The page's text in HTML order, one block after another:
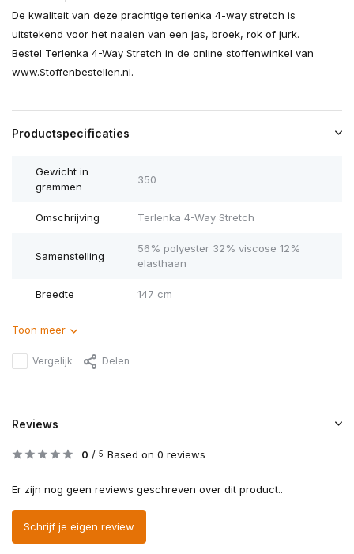
De kwaliteit van deze prachtige terlenka 4-way stretch is
uitstekend voor het naaien van een jas, broek, rok of jurk.
Bestel Terlenka 4-Way Stretch in de online stoffenwinkel van
www.Stoffenbestellen.nl.
Productspecificaties
Gewicht in
grammen
350
Omschrijving Terlenka 4-Way Stretch
Samenstelling
56% polyester 32% viscose 12%
elasthaan
Breedte 147 cm
Toon meer
Vergelijk Delen
Reviews
0 / 5 Based on 0 reviews
Er zijn nog geen reviews geschreven over dit product..
Schrijf je eigen review